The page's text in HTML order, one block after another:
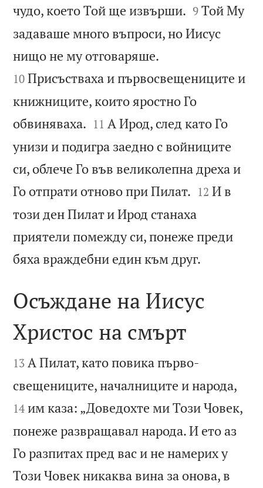
чудо, което Той ще извърши. 

9 Той Му
задаваше много въпроси, но Иисус
нищо не му отговаряше.
10 Присъстваха и първосвещениците и
книжниците, които яростно Го
обвиняваха. 

11 А Ирод, след като Го
унизи и подигра заедно с войниците
си, облече Го във великолепна дреха и
Го отпрати отново при Пилат. 

12 И в
този ден Пилат и Ирод станаха
приятели помежду си, понеже преди
бяха враждебни един към друг.

Осъждане на Иисус
Христос на смърт

13 А Пилат, като повика първо-
свещениците, началниците и народа,
14 им каза: „Доведохте ми Този Човек,
понеже развращавал народа. И ето аз
Го разпитах пред вас и не намерих у
Този Човек никаква вина за онова, в